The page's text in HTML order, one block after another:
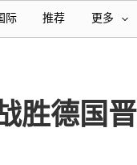
际 推荐 更多
胜德国